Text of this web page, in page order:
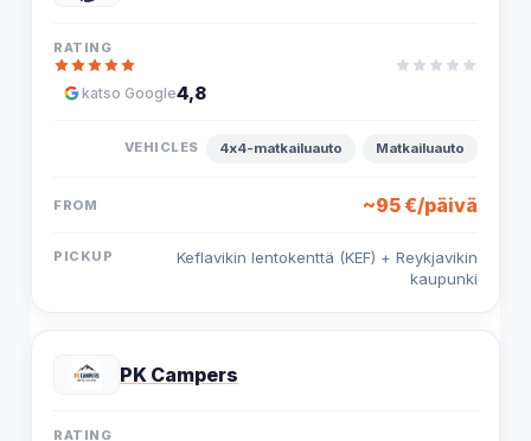
4,8
katso Google
4x4-matkailuauto Matkailuauto
~95 €/päivä
Keflavikin lentokenttä (KEF) + Reykjavikin
kaupunki
PK Campers